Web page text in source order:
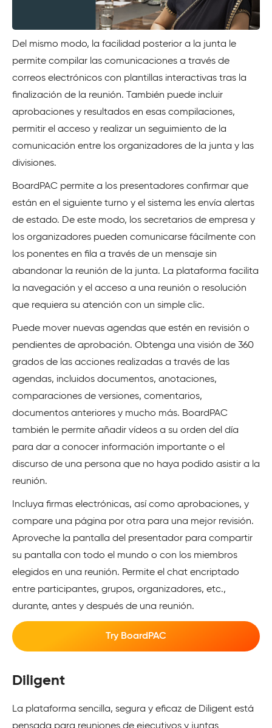
Del mismo modo, la facilidad posterior a la junta le
permite compilar las comunicaciones a través de
correos electrónicos con plantillas interactivas tras la
finalización de la reunión. También puede incluir
aprobaciones y resultados en esas compilaciones,
permitir el acceso y realizar un seguimiento de la
comunicación entre los organizadores de la junta y las
divisiones.
BoardPAC permite a los presentadores confirmar que
están en el siguiente turno y el sistema les envía alertas
de estado. De este modo, los secretarios de empresa y
los organizadores pueden comunicarse fácilmente con
los ponentes en fila a través de un mensaje sin
abandonar la reunión de la junta. La plataforma facilita
la navegación y el acceso a una reunión o resolución
que requiera su atención con un simple clic.
Puede mover nuevas agendas que estén en revisión o
pendientes de aprobación. Obtenga una visión de 360
grados de las acciones realizadas a través de las
agendas, incluidos documentos, anotaciones,
comparaciones de versiones, comentarios,
documentos anteriores y mucho más. BoardPAC
también le permite añadir vídeos a su orden del día
para dar a conocer información importante o el
discurso de una persona que no haya podido asistir a la
reunión.
Incluya firmas electrónicas, así como aprobaciones, y
compare una página por otra para una mejor revisión.
Aproveche la pantalla del presentador para compartir
su pantalla con todo el mundo o con los miembros
elegidos en una reunión. Permite el chat encriptado
entre participantes, grupos, organizadores, etc.,
durante, antes y después de una reunión.
Try BoardPAC
Diligent
La plataforma sencilla, segura y eficaz de Diligent está